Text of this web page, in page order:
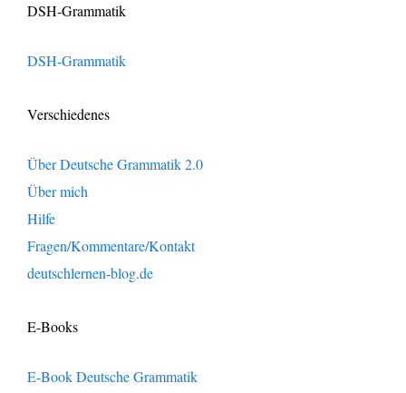
DSH-Grammatik
DSH-Grammatik
Verschiedenes
Über Deutsche Grammatik 2.0
Über mich
Hilfe
Fragen/Kommentare/Kontakt
deutschlernen-blog.de
E-Books
E-Book Deutsche Grammatik